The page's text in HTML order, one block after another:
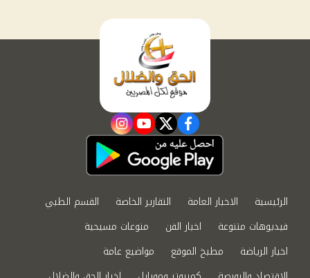
facebook
twitter
youtube
instagram
الرئيسية الاخبار العامة التقارير الخاصة
القسم الطبي
فيديوهات متنوعة
اخبار الفن
منوعات مسيحية
اخبار الرياضة
مطبخ الموقع
مواضيع عامة